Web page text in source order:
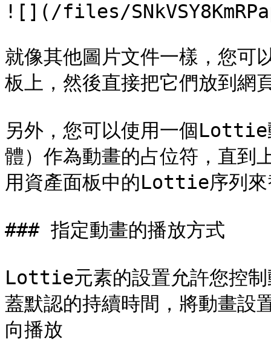
![](/files/
就像其他圖片文件一樣，您可
板上，然後直接把它們放到網
另外，您可以使用一個Lottie
體）作為動畫的占位符，直到
用資產面板中的Lottie序列來
### 指定動畫的播放方式
Lottie元素的設置允許您控制
蓋默認的持續時間，將動畫設
向播放